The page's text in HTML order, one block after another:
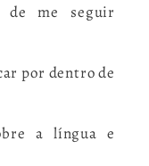
de me seguir
por dentro de
a língua e